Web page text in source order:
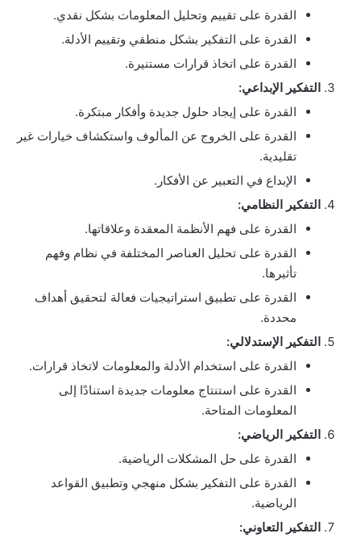
القدرة على تقييم وتحليل المعلومات بشكل نقدي.
القدرة على التفكير بشكل منطقي وتقييم الأدلة.
القدرة على اتخاذ قرارات مستنيرة.
التفكير الإبداعي:
القدرة على إيجاد حلول جديدة وأفكار مبتكرة.
القدرة على الخروج عن المألوف واستكشاف خيارات غير
تقليدية.
الإبداع في التعبير عن الأفكار.
التفكير النظامي:
القدرة على فهم الأنظمة المعقدة وعلاقاتها.
القدرة على تحليل العناصر المختلفة في نظام وفهم
تأثيرها.
القدرة على تطبيق استراتيجيات فعالة لتحقيق أهداف
محددة.
التفكير الإستدلالي:
القدرة على استخدام الأدلة والمعلومات لاتخاذ قرارات.
القدرة على استنتاج معلومات جديدة استنادًا إلى
المعلومات المتاحة.
التفكير الرياضي:
القدرة على حل المشكلات الرياضية.
القدرة على التفكير بشكل منهجي وتطبيق القواعد
الرياضية.
التفكير التعاوني: